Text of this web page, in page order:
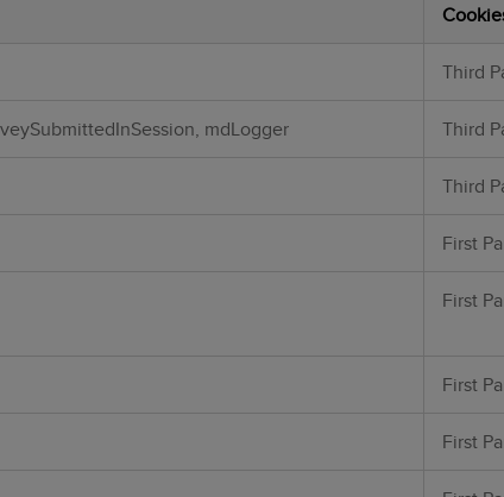
Third
mdLogger Third
Third
First
First
First
First